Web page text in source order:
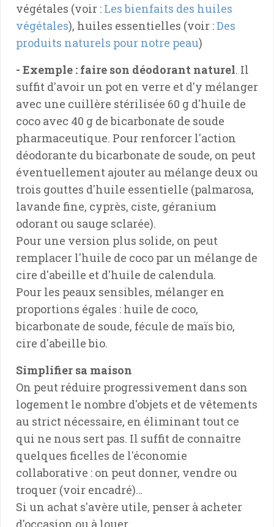
végétales (voir : Les bienfaits des huiles
végétales), huiles essentielles (voir :Des
produits naturels pour notre peau)
- Exemple : faire son déodorant naturel. Il
suffit d'avoir un pot en verre et d'y mélanger
avec une cuillère stérilisée 60 g d'huile de
coco avec 40 g de bicarbonate de soude
pharmaceutique. Pour renforcer l'action
déodorante du bicarbonate de soude, on peut
éventuellement ajouter au mélange deux ou
trois gouttes d'huile essentielle (palmarosa,
lavande fine, cyprès, ciste, géranium
odorant ou sauge sclarée).
Pour une version plus solide, on peut
remplacer l'huile de coco par un mélange de
cire d'abeille et d'huile de calendula.
Pour les peaux sensibles, mélanger en
proportions égales : huile de coco,
bicarbonate de soude, fécule de maïs bio,
cire d'abeille bio.
Simplifier sa maison
On peut réduire progressivement dans son
logement le nombre d'objets et de vêtements
au strict nécessaire, en éliminant tout ce
qui ne nous sert pas. Il suffit de connaître
quelques ficelles de l'économie
collaborative : on peut donner, vendre ou
troquer (voir encadré)…
Si un achat s'avère utile, penser à acheter
d'occasion ou à louer…